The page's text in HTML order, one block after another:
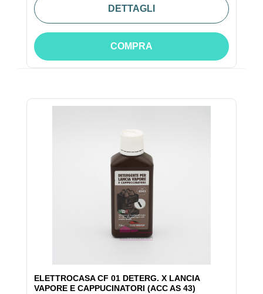
DETTAGLI
COMPRA
ELETTROCASA CF 01 DETERG. X LANCIA
VAPORE E CAPPUCINATORI (ACC AS 43)